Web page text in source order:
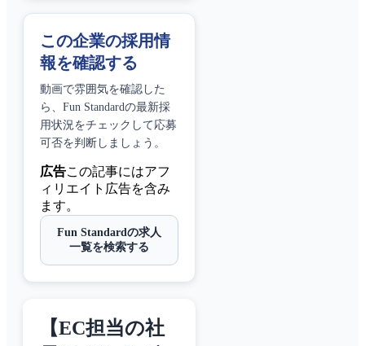
この企業の採用情
報を確認する
動画で雰囲気を確認した
ら、 Fun Standardの最新採
用状況をチェックして応募
可否を判断しましょう。
広告この記事にはアフ
ィリエイト広告を含み
ます。
Fun Standardの求人
一覧を検索する
【EC担当の社